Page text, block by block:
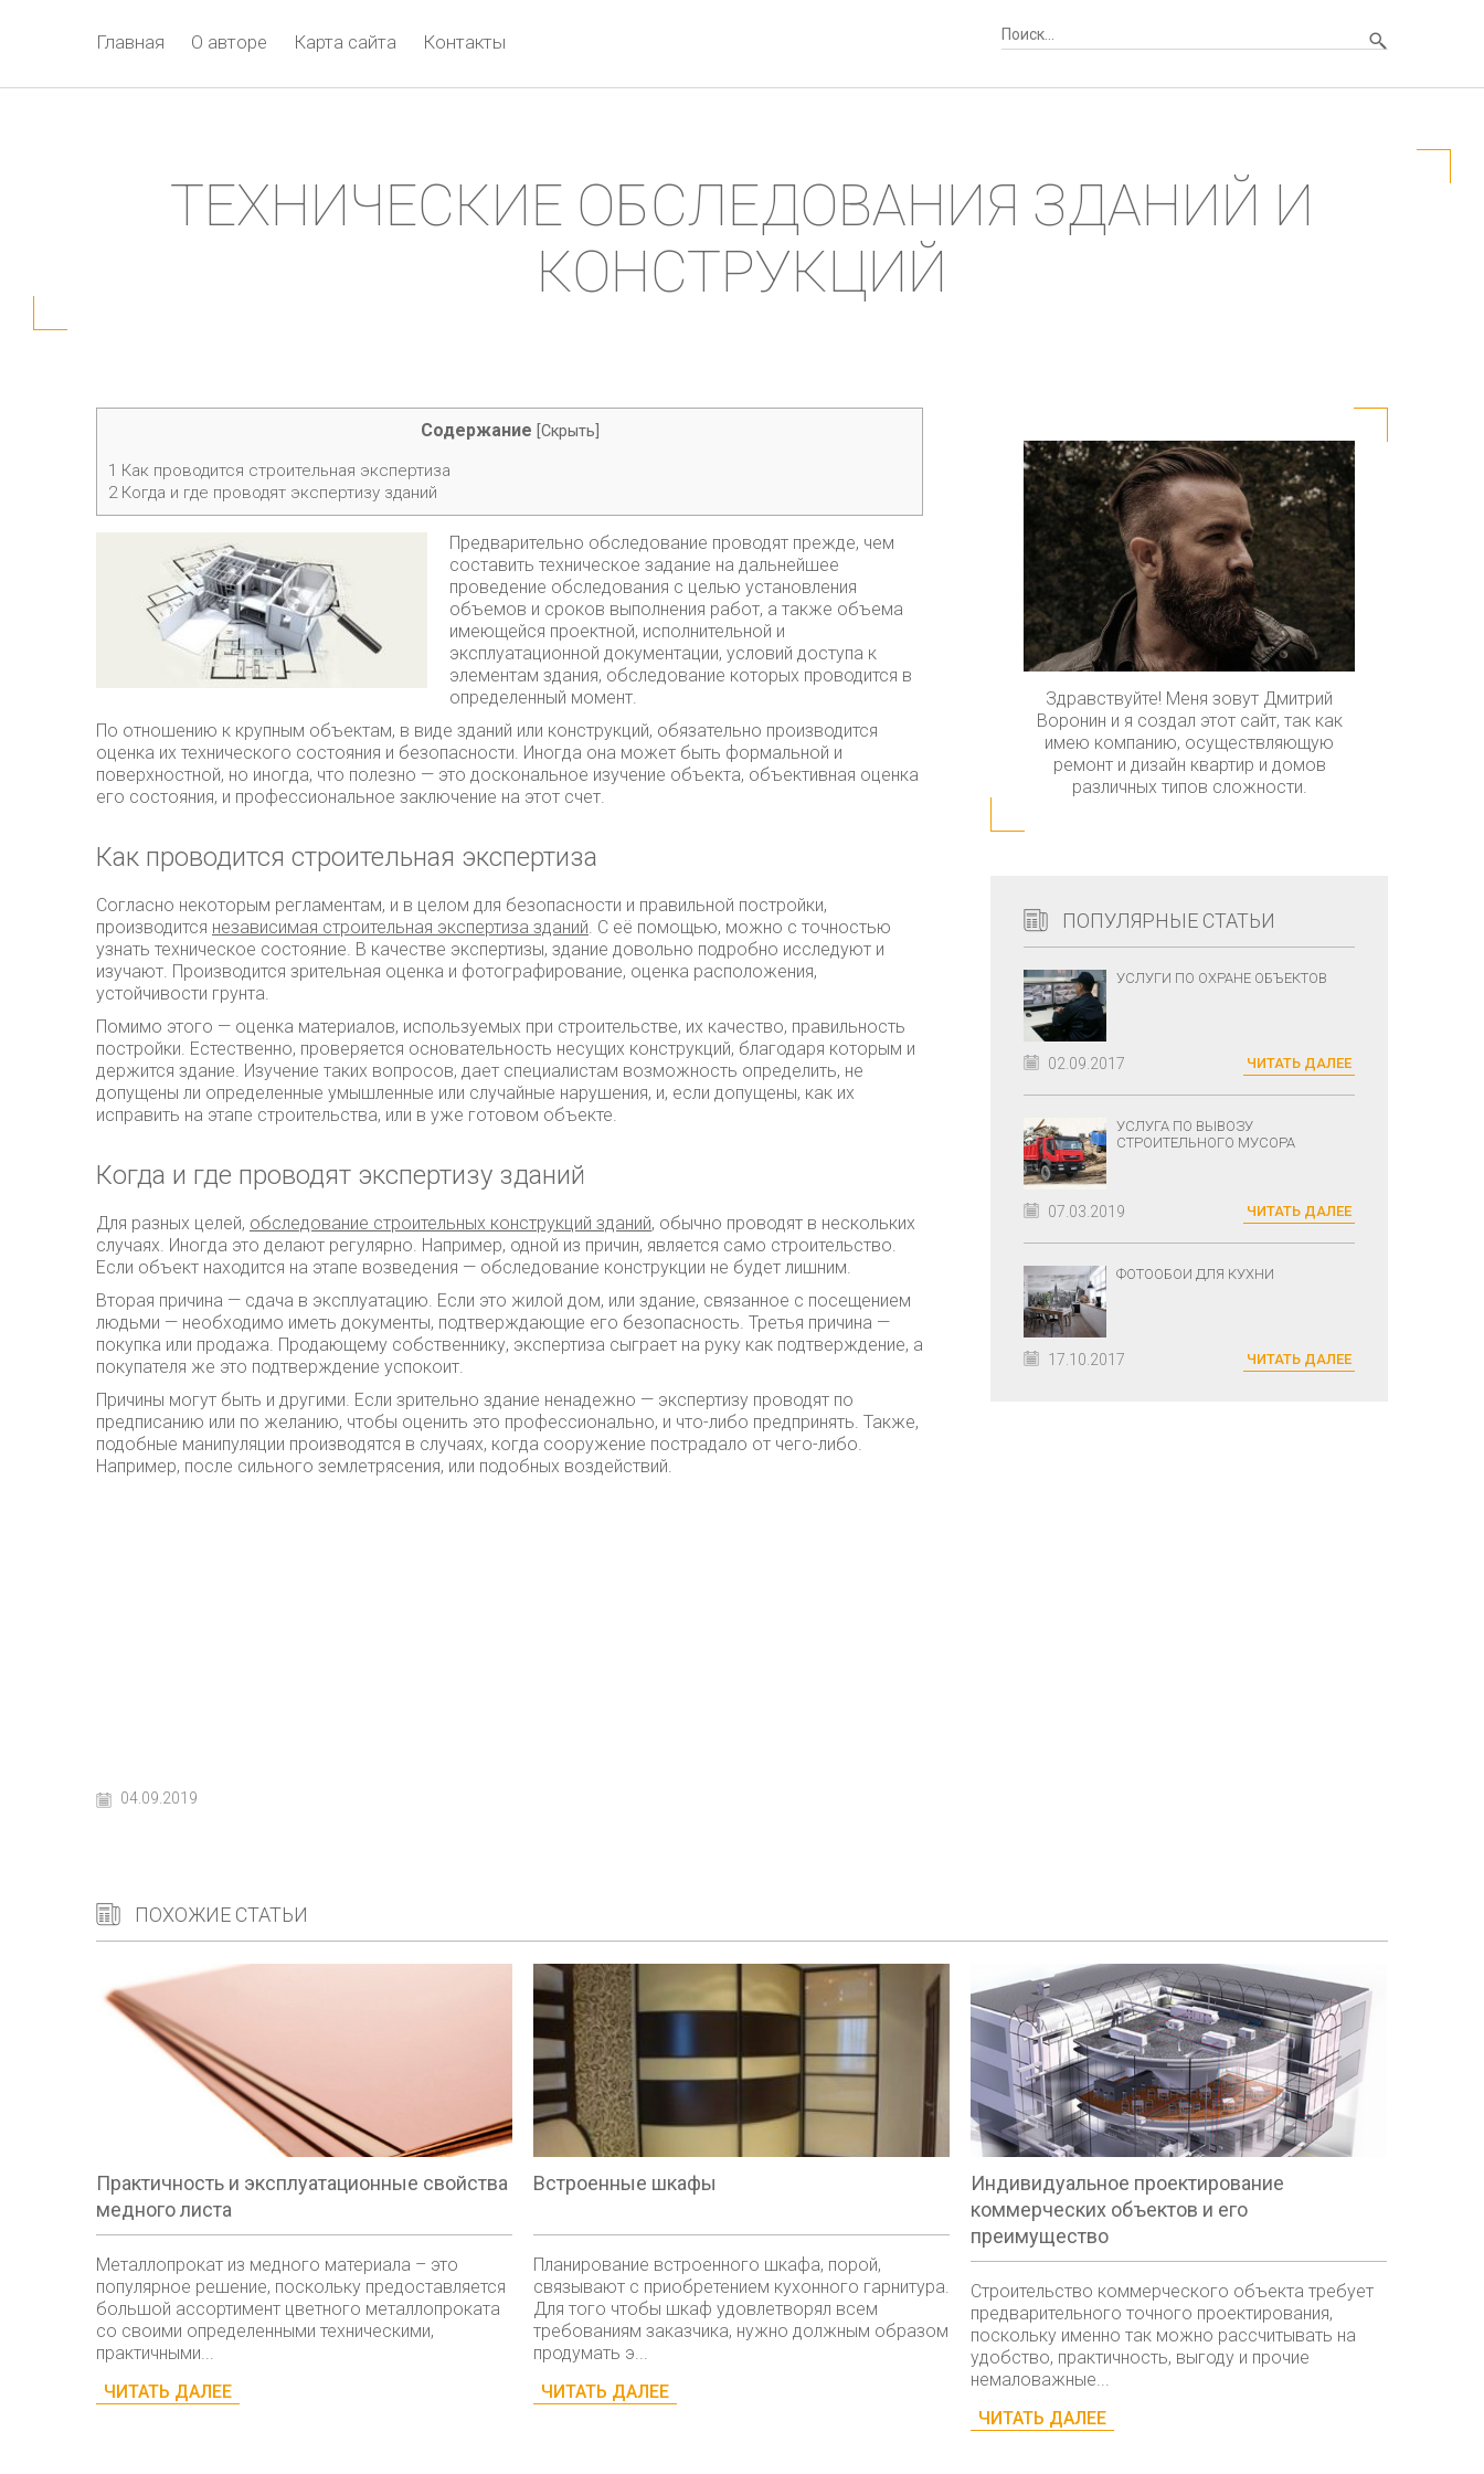
Главная О авторе Карта сайта Контакты
ТЕХНИЧЕСКИЕ ОБСЛЕДОВАНИЯ ЗДАНИЙ И
КОНСТРУКЦИЙ
Содержание Скрыть
1 Как проводится строительная экспертиза
2Когда и где проводят экспертизу зданий
Предварительно обследование проводят прежде, чем
составить техническое задание на дальнейшее
проведение обследования с целью установления
объемов и сроков выполнения работ, а также объема
имеющейся проектной, исполнительной и
эксплуатационной документации, условий доступа к
элементам здания, обследование которых проводится в
определенный момент.
По отношению к крупным объектам, в виде зданий или конструкций, обязательно производится
оценка их технического состояния и безопасности. Иногда она может быть формальной и
поверхностной, но иногда, что полезно — это доскональное изучение объекта, объективная оценка
его состояния, и профессиональное заключение на этот счет.
Как проводится строительная экспертиза
Согласно некоторым регламентам, и в целом для безопасности и правильной постройки,
производится независимая строительная экспертиза зданий. С её помощью, можно с точностью
узнать техническое состояние. В качестве экспертизы, здание довольно подробно исследуют и
изучают. Производится зрительная оценка и фотографирование, оценка расположения,
устойчивости грунта.
Помимо этого — оценка материалов, используемых при строительстве, их качество, правильность
постройки. Естественно, проверяется основательность несущих конструкций, благодаря которым и
держится здание. Изучение таких вопросов, дает специалистам возможность определить, не
допущены ли определенные умышленные или случайные нарушения, и, если допущены, как их
исправить на этапе строительства, или в уже готовом объекте.
Когда и где проводят экспертизу зданий
Для разных целей, обследование строительных конструкций зданий, обычно проводят в нескольких
случаях. Иногда это делают регулярно. Например, одной из причин, является само строительство.
Если объект находится на этапе возведения — обследование конструкции не будет лишним.
Вторая причина — сдача в эксплуатацию. Если это жилой дом, или здание, связанное с посещением
людьми — необходимо иметь документы, подтверждающие его безопасность. Третья причина —
покупка или продажа. Продающему собственнику, экспертиза сыграет на руку как подтверждение, а
покупателя же это подтверждение успокоит.
Причины могут быть и другими. Если зрительно здание ненадежно — экспертизу проводят по
предписанию или по желанию, чтобы оценить это профессионально, и что-либо предпринять. Также,
подобные манипуляции производятся в случаях, когда сооружение пострадало от чего-либо.
Например, после сильного землетрясения, или подобных воздействий.
04.09.2019
Здравствуйте! Меня зовут Дмитрий
Воронин и я создал этот сайт, так как
имею компанию, осуществляющую
ремонт и дизайн квартир и домов
различных типов сложности.
ПОПУЛЯРНЫЕ СТАТЬИ
УСЛУГИ ПО ОХРАНЕ ОБЪЕКТОВ
02.09.2017 ЧИТАТЬ ДАЛЕЕ
УСЛУГА ПО ВЫВОЗУ
СТРОИТЕЛЬНОГО МУСОРА
07.03.2019 ЧИТАТЬ ДАЛЕЕ
ФОТООБОИ ДЛЯ КУХНИ
17.10.2017 ЧИТАТЬ ДАЛЕЕ
ПОХОЖИЕ СТАТЬИ
Практичность и эксплуатационные свойства
медного листа
Металлопрокат из медного материала – это
популярное решение, поскольку предоставляется
большой ассортимент цветного металлопроката
со своими определенными техническими,
практичными...
ЧИТАТЬ ДАЛЕЕ
Встроенные шкафы
Планирование встроенного шкафа, порой,
связывают с приобретением кухонного гарнитура.
Для того чтобы шкаф удовлетворял всем
требованиям заказчика, нужно должным образом
продумать э...
ЧИТАТЬ ДАЛЕЕ
Индивидуальное проектирование
коммерческих объектов и его
преимущество
Строительство коммерческого объекта требует
предварительного точного проектирования,
поскольку именно так можно рассчитывать на
удобство, практичность, выгоду и прочие
немаловажные...
ЧИТАТЬ ДАЛЕЕ